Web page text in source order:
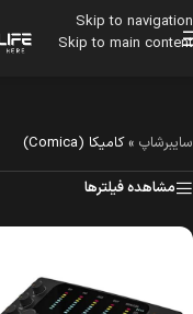
Skip to navigation
Skip to main content
سایبرشاپ »کامیکا (Comica)
مشاهده فیلترها